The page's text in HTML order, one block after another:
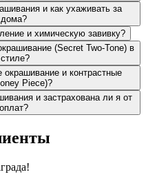
и как ухаживать за
и химическую завивку?
(Secret Two-Tone) в
и контрастные
Piece)?
и застрахована ли я от